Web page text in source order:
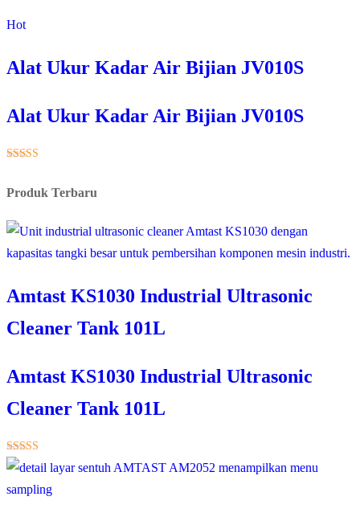
Hot
Alat Ukur Kadar Air Bijian JV010S
Alat Ukur Kadar Air Bijian JV010S
Produk Terbaru
Amtast KS1030 Industrial Ultrasonic
Cleaner Tank 101L
Amtast KS1030 Industrial Ultrasonic
Cleaner Tank 101L
★★★★★